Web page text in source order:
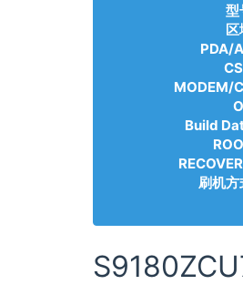
型
区
PDA/
MODEM/
Build
刷机方